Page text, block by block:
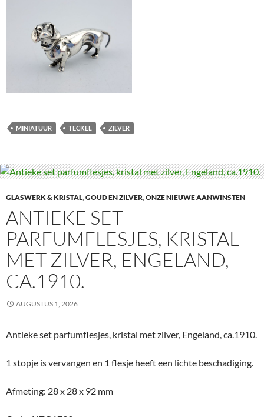
MINIATUUR TECKEL ZILVER
GLASWERK & KRISTAL,GOUD EN ZILVER,ONZE NIEUWE AANWINSTEN
ANTIEKE SET
PARFUMFLESJES, KRISTAL
MET ZILVER, ENGELAND,
CA.1910.
AUGUSTUS 1, 2026
Antieke set parfumflesjes, kristal met zilver, Engeland, ca.1910.
1 stopje is vervangen en 1 flesje heeft een lichte beschadiging.
Afmeting: 28 x 28 x 92 mm